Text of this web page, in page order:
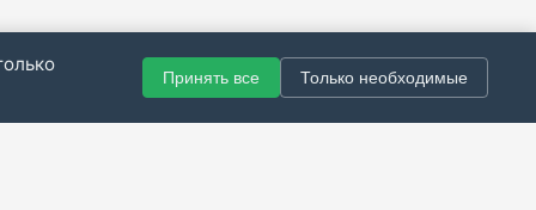
Принять все Только необходимые